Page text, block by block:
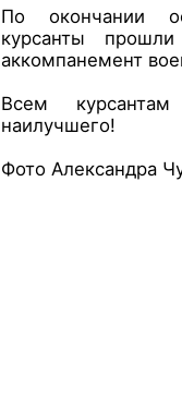
По окончании
курсанты
аккомпанемент
Всем
наилучшего!
Фото Александра